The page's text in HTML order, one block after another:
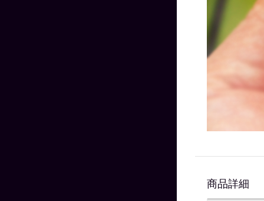
商品詳細